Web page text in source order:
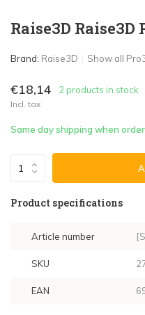
Raise3D
Brand: Raise3D Show all
€18,14 2 products in stock
Incl. tax
Same day shipping when
Product specifications
Article number
SKU
EAN